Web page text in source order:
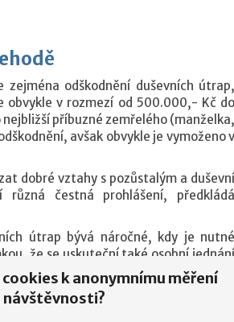
k anonymnímu měření
návštěvnosti?
odškodnění duševních útrap,
obvykle v rozmezí od 500.000,- Kč do
příbuzné zemřelého (manželka,
avšak obvykle je vymoženo v
dobré vztahy s pozůstalým a duševní
čestná prohlášení, předkládá
útrap bývá náročné, kdy je nutné
že se uskuteční také osobní jednání
o této náhradě.